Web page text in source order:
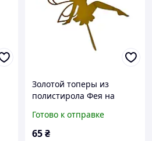
Золотой топеры из
полистирола Фея на
14 см
Готово к отправке
65₴